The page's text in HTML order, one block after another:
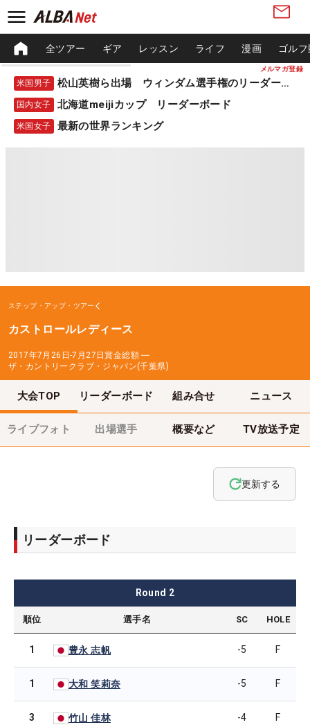
メルマガ登録
全ツアー ギア レッスン ライフ 漫画 ゴル
米国男子 松山英樹ら出場 ウィンダム選手権のリーダーボード
国内女子 北海道meijiカップ リーダーボード
米国女子 最新の世界ランキング
ステップ・アップ・ツアー
カストロールレディース
2017年7月26日-7月27日賞金総額 ―
ザ・カントリークラブ・ジャパン(千葉県)
大会TOP リーダーボード 組み合せ ニュース
ライブフォト 出場選手 概要など TV放送予定
更新する
リーダーボード
Round 2
順位 選手名 SC HOLE
1 豊永 志帆 -5 F
1 大和 笑莉奈 -5 F
3 竹山 佳林 -4 F